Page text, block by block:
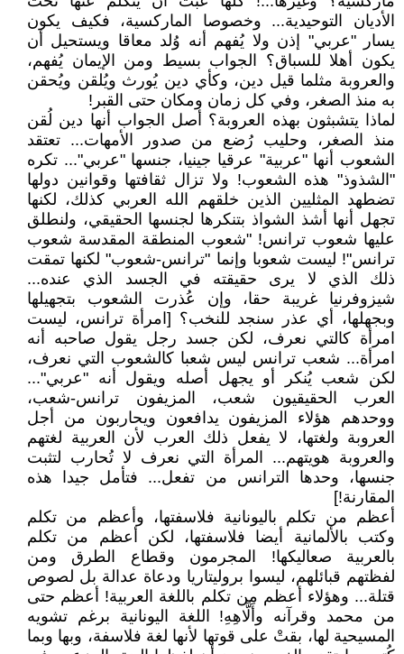
الأديان التوحيدية... وخصوصا الماركسية، فكيف يكون
يسار "عربي" إذن ولا يُفهم أنه وُلد معاقا ويستحيل أن
يكون أهلا للسباق؟ الجواب بسيط ومن الإيمان يُفهم،
والعروبة مثلما قيل دين، وكأي دين يُورث ويُلقن ويُحقن
به منذ الصغر، وفي كل زمان ومكان حتى القبر!
لماذا يتشبثون بهذه العروبة؟ أصل الجواب أنها دين لُقن
منذ الصغر، وحليب رُضع من صدور الأمهات... تعتقد
الشعوب أنها "عربية" عرقيا جينيا، جنسها "عربي"... تكره
"الشذوذ" هذه الشعوب! ولا تزال ثقافتها وقوانين دولها
تضطهد المثليين الذين خلقهم الله العربي كذلك، لكنها
تجهل أنها أشذ الشواذ بتنكرها لجنسها الحقيقي، ولنطلق
عليها شعوب ترانس! "شعوب المنطقة المقدسة شعوب
ترانس"! ليست شعوبا وإنما "ترانس-شعوب" لكنها تمقت
ذلك الذي لا يرى حقيقته في الجسد الذي عنده...
شيزوفرنيا غريبة حقا، وإن عُذرت الشعوب بتجهيلها
وبجهلها، أي عذر سنجد للنخب؟ [امرأة ترانس، ليست
امرأة كالتي نعرف، لكن جسد رجل يقول صاحبه أنه
امرأة... شعب ترانس ليس شعبا كالشعوب التي نعرف،
لكن شعب يُنكر أو يجهل أصله ويقول أنه "عربي"...
العرب الحقيقيون شعب، المزيفون ترانس-شعب،
ووحدهم هؤلاء المزيفون يدافعون ويحاربون من أجل
العروبة ولغتها، لا يفعل ذلك العرب لأن العربية لغتهم
والعروبة هويتهم... المرأة التي نعرف لا تُحارب لتثبت
جنسها، وحدها الترانس من تفعل... فتأمل جيدا هذه
المقارنة!]
أعظم من تكلم باليونانية فلاسفتها، وأعظم من تكلم
وكتب بالألمانية أيضا فلاسفتها، لكن أعظم من تكلم
بالعربية صعاليكها! المجرمون وقطاع الطرق ومن
لفظتهم قبائلهم، ليسوا بروليتاريا ودعاة عدالة بل لصوص
قتلة... وهؤلاء أعظم من تكلم باللغة العربية! أعظم حتى
من محمد وقرآنه وأَلَّاهِهِ! اللغة اليونانية برغم تشويه
المسيحية لها، بقتْ على قوتها لأنها لغة فلاسفة، وبها وبما